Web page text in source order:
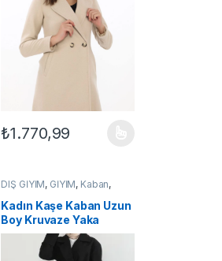
seçilebilir
var. Seçenekler ürün sayfasından
₺1.770,99
Bu ürünün birden fazla varyasyonu var.
DIŞ GİYİM, GİYİM, Kaban,
KADIN
Kadın Kaşe Kaban Uzun
Boy Kruvaze Yaka
Kuşaklı Tesettür Kaban
Astarlı Yünlü Dokuma –